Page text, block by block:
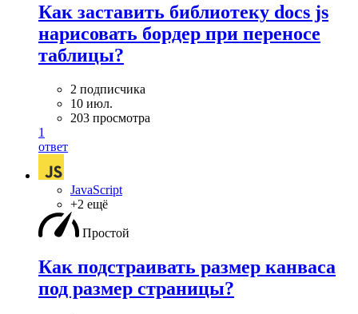
Как заставить библиотеку docs js
нарисовать бордер при переносе
таблицы?
2 подписчика
10 июл.
203 просмотра
1
ответ
JavaScript
+2 ещё
Простой
Как подстраивать размер канваса
под размер страницы?